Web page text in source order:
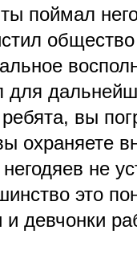
поймал
для
вы
охраняете
негодяев не
это
девчонки